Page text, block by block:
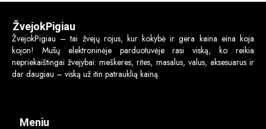
ŽvejokPigiau
ŽvejokPigiau – tai žvejų rojus, kur kokybė ir gera kaina eina koja
kojon! Mūsų elektroninėje parduotuvėje rasi viską, ko reikia
nepriekaištingai žvejybai: meškeres, rites, masalus, valus, aksesuarus ir
dar daugiau – viską už itin patrauklią kainą.
Meniu